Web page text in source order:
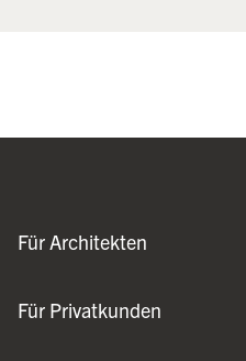
Für Architekten
Für Privatkunden